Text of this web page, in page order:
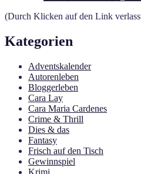
(Durch Klicken auf den Link
Kategorien
Adventskalender
Autorenleben
Bloggerleben
Cara Lay
Cara Maria Cardenes
Crime & Thrill
Dies & das
Fantasy
Frisch auf den Tisch
Gewinnspiel